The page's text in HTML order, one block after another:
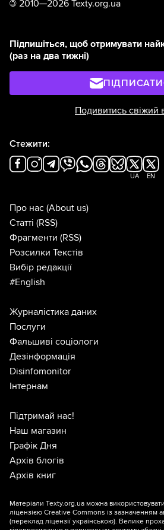
© 2010—2026 Texty.org.ua
Підпишіться, щоб отримувати
(раз на два тижні)
Подивитись свіжий
Стежити:
UA EN
Про нас (About us)
Статті (RSS)
Фрагменти (RSS)
Розсилки Текстів
Вибір редакції
#English
Журналістика даних
Послуги
Фальшиві соціологи
Дезінформація
Disinfomonitor
Інтернам
Підтримай нас!
Наш магазин
Графік Дня
Архів блогів
Архів книг
Матеріали Texty.org.ua можна
ліцензією Creative Commons із зазначенням
(переклад ліцензії українською). Велике